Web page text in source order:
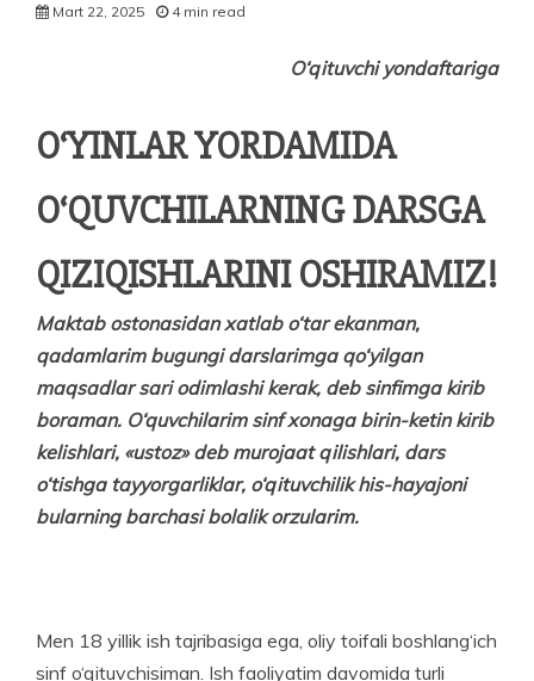
Mart 22, 2025 4 min read
O‘qituvchi yondaftariga
O‘YINLAR YORDAMIDA
O‘QUVCHILARNING DARSGA
QIZIQISHLARINI OSHIRAMIZ!
Maktab ostonasidan xatlab o‘tar ekanman,
qadamlarim bugungi darslarimga qo‘yilgan
maqsadlar sari odimlashi kerak, deb sinfimga kirib
boraman. O‘quvchilarim sinf xonaga birin-ketin kirib
kelishlari, «ustoz» deb murojaat qilishlari, dars
o‘tishga tayyorgarliklar, o‘qituv­chilik his-hayajoni
bularning barchasi bolalik orzularim.
Men 18 yillik ish tajribasiga ega, oliy toifali boshlang‘ich
sinf o‘qituvchisiman. Ish faoliyatim davomida turli